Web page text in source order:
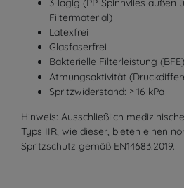
3-lagig (PP-Spinnvlies außen
Filtermaterial)
Latexfrei
Glasfaserfrei
Bakterielle Filterleistung
Atmungsaktivität
Spritzwiderstand: ≥ 16 kPa
Hinweis: Ausschließlich
Typs IIR, wie dieser, bieten einen
Spritzschutz gemäß EN14683:2019.